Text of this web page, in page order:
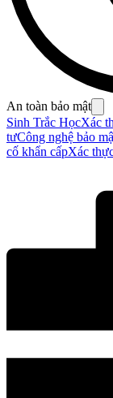
An toàn bảo mật
Sinh Trắc HọcXác
tưCông nghệ bảo
cố khẩn cấpXác